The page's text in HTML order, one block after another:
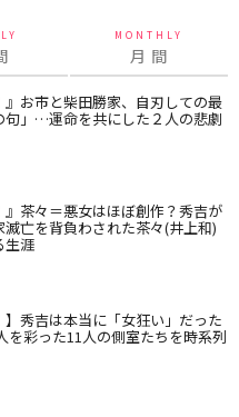
MONTHLY
月 間
』お市と柴田勝家、自刃しての最
句」…運命を共にした２人の悲劇
』茶々＝悪女はほぼ創作？秀吉が
亡を背負わされた茶々(井上和)
生涯
】秀吉は本当に「女狂い」だった
を彩った11人の側室たちを時系列